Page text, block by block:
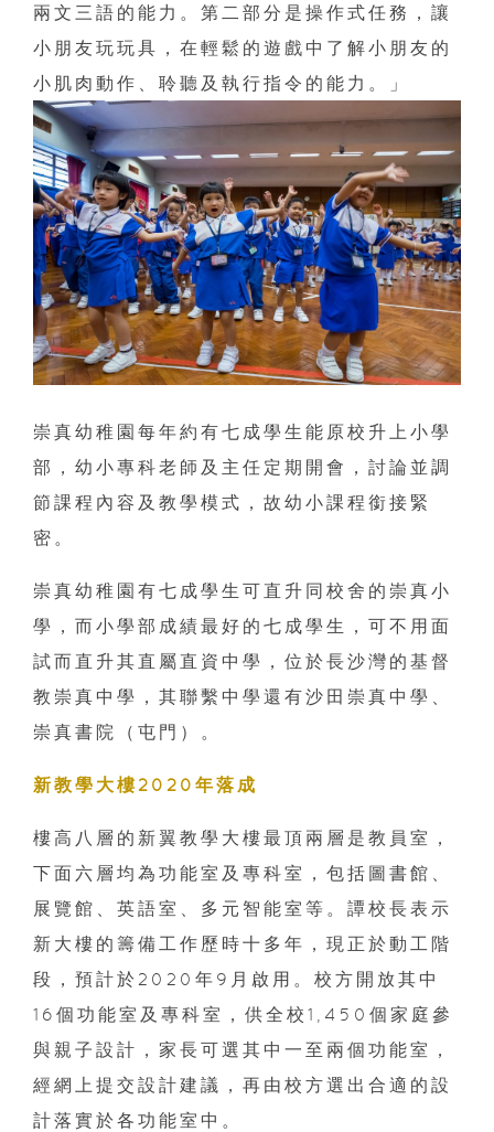
兩文三語的能力。第二部分是操作式任務，讓
小朋友玩玩具，在輕鬆的遊戲中了解小朋友的
小肌肉動作、聆聽及執行指令的能力。」
崇真幼稚園每年約有七成學生能原校升上小學
部，幼小專科老師及主任定期開會，討論並調
節課程內容及教學模式，故幼小課程銜接緊
密。
崇真幼稚園有七成學生可直升同校舍的崇真小
學，而小學部成績最好的七成學生，可不用面
試而直升其直屬直資中學，位於長沙灣的基督
教崇真中學，其聯繫中學還有沙田崇真中學、
崇真書院（屯門）。
新教學大樓2020年落成
樓高八層的新翼教學大樓最頂兩層是教員室，
下面六層均為功能室及專科室，包括圖書館、
展覽館、英語室、多元智能室等。譚校長表示
新大樓的籌備工作歷時十多年，現正於動工階
段，預計於2020年9月啟用。校方開放其中
16個功能室及專科室，供全校1,450個家庭參
與親子設計，家長可選其中一至兩個功能室，
經網上提交設計建議，再由校方選出合適的設
計落實於各功能室中。